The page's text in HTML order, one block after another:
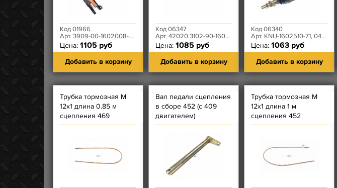
Код 01966
Арт. 3909-00-1602008-00
Цена: 1105 руб
Добавить в корзину
Код 06347
Арт. 42020.3102-90-1602510-00
Цена: 1085 руб
Добавить в корзину
Код 06340
Арт. KNU-1602510-71, 0469-00-1602510-97
Цена: 1063 руб
Добавить в корзину
Трубка тормозная М
12х1 длина 0.85 м
сцепления 469
Вал педали сцепления
в сборе 452 (с 409
двигателем)
Трубка тормозная М
12х1 длина 1 м
сцепления 452